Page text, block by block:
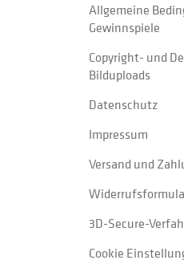
Allgemeine
Gewinnspiele
Copyright- und
Bilduploads
Datenschutz
Impressum
Versand und
3D-Secure-
Cookie